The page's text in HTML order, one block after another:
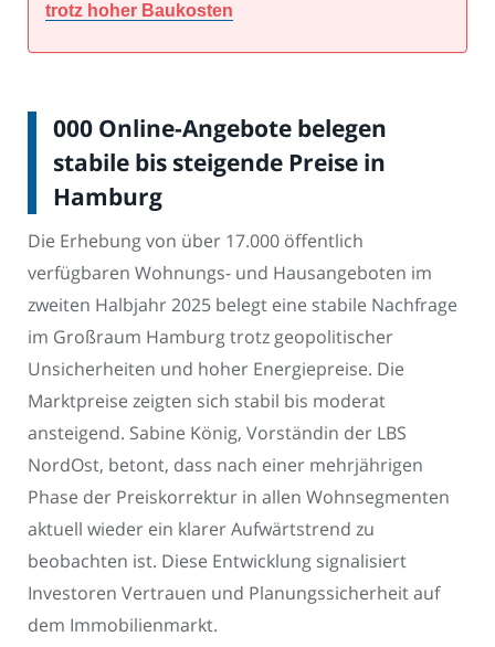
trotz hoher Baukosten
000 Online-Angebote belegen
stabile bis steigende Preise in
Hamburg
Die Erhebung von über 17.000 öffentlich
verfügbaren Wohnungs- und Hausangeboten im
zweiten Halbjahr 2025 belegt eine stabile Nachfrage
im Großraum Hamburg trotz geopolitischer
Unsicherheiten und hoher Energiepreise. Die
Marktpreise zeigten sich stabil bis moderat
ansteigend. Sabine König, Vorständin der LBS
NordOst, betont, dass nach einer mehrjährigen
Phase der Preiskorrektur in allen Wohnsegmenten
aktuell wieder ein klarer Aufwärtstrend zu
beobachten ist. Diese Entwicklung signalisiert
Investoren Vertrauen und Planungssicherheit auf
dem Immobilienmarkt.